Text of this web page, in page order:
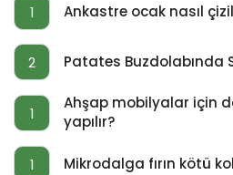
1 Ankastre ocak nasıl
2 Patates Buzdolabında
1
Ahşap mobilyalar için
yapılır?
1 Mikrodalga fırın kötü